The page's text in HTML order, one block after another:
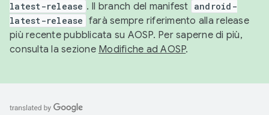
latest-release . Il branch del manifest android-
latest-release farà sempre riferimento alla release
più recente pubblicata su AOSP. Per saperne di più,
consulta la sezione Modifiche ad AOSP.